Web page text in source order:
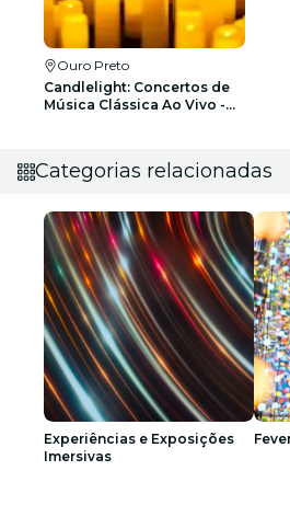
Ouro Preto
Candlelight: Concertos de
Música Clássica Ao Vivo -
Categorias relacionadas
Experiências e Exposições
Imersivas